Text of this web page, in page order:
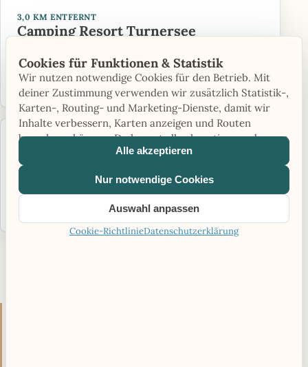
Cookies für Funktionen & Statistik
Wir nutzen notwendige Cookies für den Betrieb. Mit
deiner Zustimmung verwenden wir zusätzlich Statistik-,
Karten-, Routing- und Marketing-Dienste, damit wir
Inhalte verbessern, Karten anzeigen und Routen
berechnen können. Du kannst alle akzeptieren oder nur
notwendige Cookies verwenden.
Alle akzeptieren
Nur notwendige Cookies
Auswahl anpassen
Cookie-RichtlinieDatenschutzerklärung
3,0 KM ENTFERNT
Camping Resort Turnersee
Zum Campingplatz
4,1 KM ENTFERNT
Naturisten Feriendorf Rutar Lido
Saison: Ganzjährig
Restaurant/Brötchen